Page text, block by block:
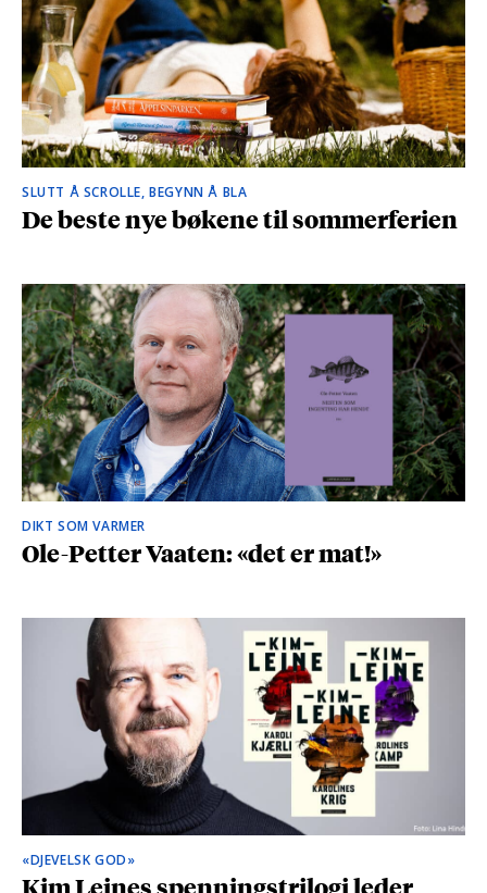
SLUTT Å SCROLLE, BEGYNN Å BLA
De beste nye bøkene til sommerferien
DIKT SOM VARMER
Ole-Petter Vaaten: «det er mat!»
«DJEVELSK GOD»
Kim Leines spenningstrilogi leder